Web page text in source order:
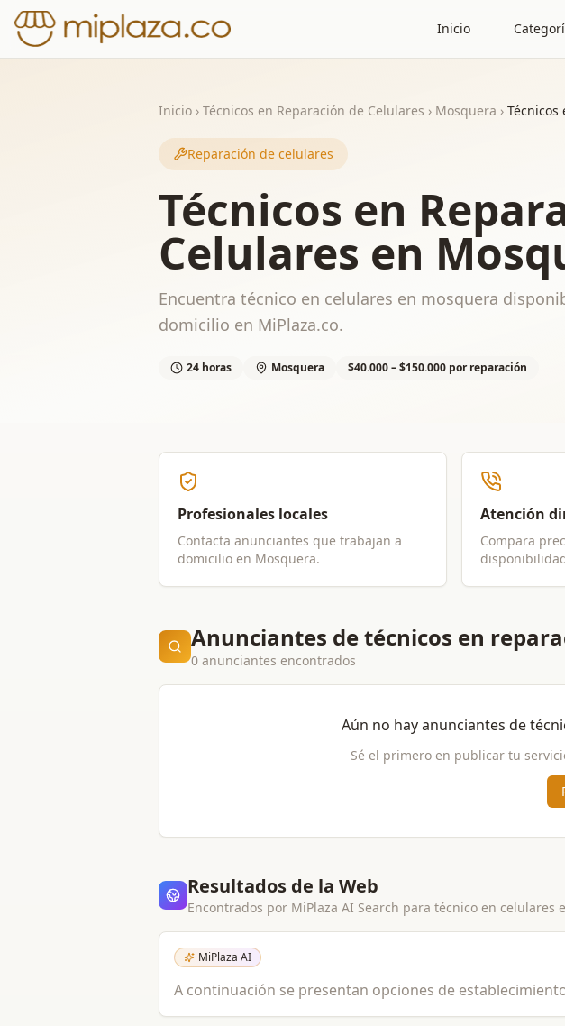
Inicio
Inicio › Técnicos en Reparación de Celulares › Mosquera › Técnicos
Reparación de celulares
Técnicos en
Celulares en
Encuentra técnico en celulares en mosquera
domicilio en MiPlaza.co.
24 horas Mosquera $40.000 – $150.000 por reparación
Profesionales locales
Contacta anunciantes que trabajan a
domicilio en Mosquera.
Atención
Compara
Anunciantes de técnicos en
0 anunciantes encontrados
Aún no hay anunciantes de
Sé el primero en publicar tu
Resultados de la Web
Encontrados por MiPlaza AI Search para técnico en celulares
MiPlaza AI
A continuación se presentan opciones de